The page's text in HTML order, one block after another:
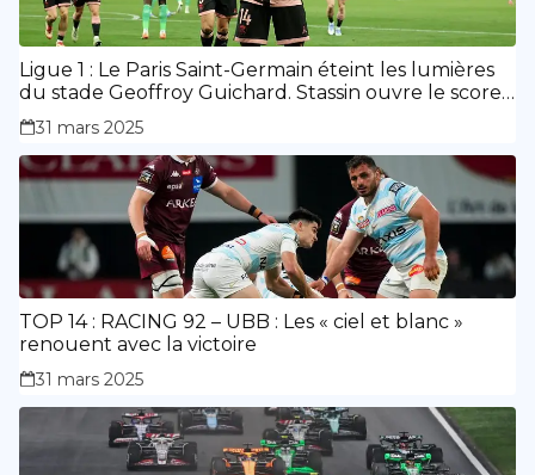
Ligue 1 : Le Paris Saint-Germain éteint les lumières
du stade Geoffroy Guichard. Stassin ouvre le score,
doublé de Doué.
31 mars 2025
TOP 14 : RACING 92 – UBB : Les « ciel et blanc »
renouent avec la victoire
31 mars 2025